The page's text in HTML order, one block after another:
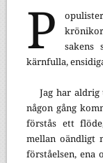
P
sakens
kärnfulla,
Jag har
någon gång
förstås ett
mellan oändligt
förståelsen,